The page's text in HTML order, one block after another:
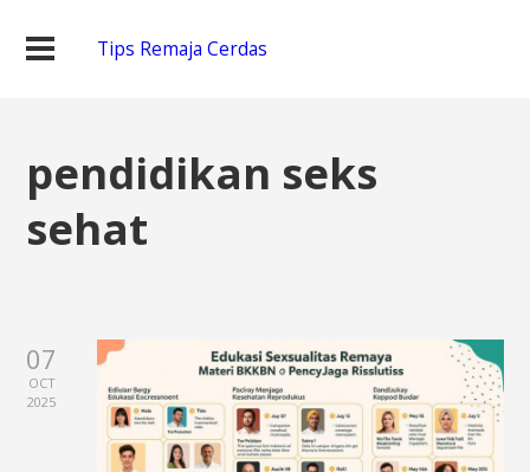
Tips Remaja Cerdas
pendidikan seks
sehat
07
OCT
2025